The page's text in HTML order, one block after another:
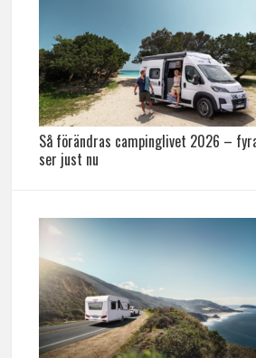
Så förändras campinglivet 2026 –
ser just nu